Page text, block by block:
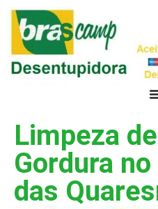
Limpeza
Gordura
das